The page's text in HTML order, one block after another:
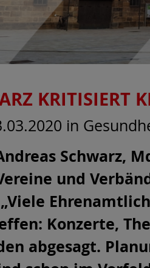
KRITISIERT
in
Schwarz,
und
Konzerte,
abgesagt.